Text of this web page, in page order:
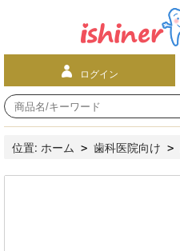
ログイン
位置: ホーム > 歯科医院向け >